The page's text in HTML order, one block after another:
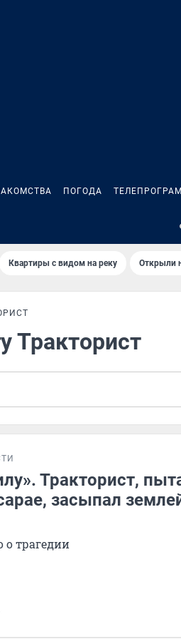
ПОГОДА
Квартиры с видом на реку Открыли
Тракторист
Тракторист,
засыпал
о трагедии